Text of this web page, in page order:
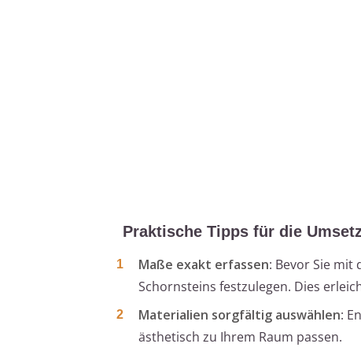
Praktische Tipps für die
Maße exakt erfassen: Bevor Sie mit
Schornsteins festzulegen. Dies
Materialien sorgfältig auswählen:
ästhetisch zu Ihrem Raum passen.